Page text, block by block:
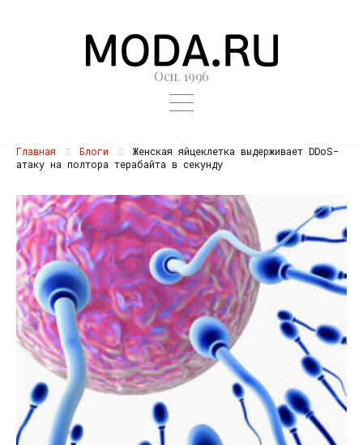
Осн. 1996
Главная Блоги
Женская яйцеклетка выдерживает DDoS-
атаку на полтора терабайта в секунду